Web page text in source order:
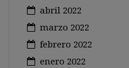
abril 2022
marzo 2022
febrero 2022
enero 2022